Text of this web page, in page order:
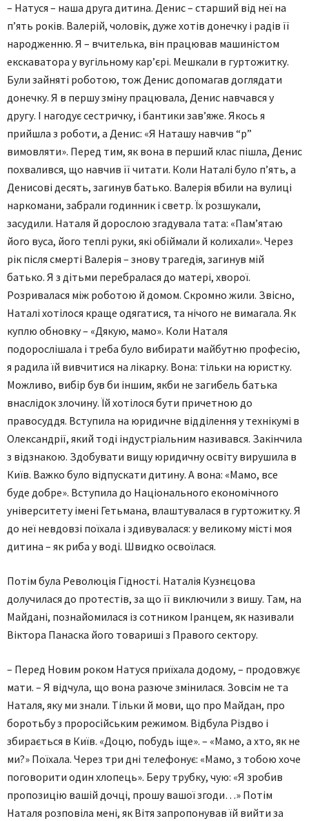
– Натуся – наша друга дитина. Денис – старший від неї на
п’ять років. Валерій, чоловік, дуже хотів донечку і радів її
народженню. Я – вчителька, він працював машиністом
екскаватора у вугільному кар’єрі. Мешкали в гуртожитку.
Були зайняті роботою, тож Денис допомагав доглядати
донечку. Я в першу зміну працювала, Денис навчався у
другу. І нагодує сестричку, і бантики зав’яже. Якось я
прийшла з роботи, а Денис: «Я Наташу навчив “р”
вимовляти». Перед тим, як вона в перший клас пішла, Денис
похвалився, що навчив її читати. Коли Наталі було п’ять, а
Денисові десять, загинув батько. Валерія вбили на вулиці
наркомани, забрали годинник і светр. Їх розшукали,
засудили. Наталя й дорослою згадувала тата: «Пам’ятаю
його вуса, його теплі руки, які обіймали й колихали». Через
рік після смерті Валерія – знову трагедія, загинув мій
батько. Я з дітьми перебралася до матері, хворої.
Розривалася між роботою й домом. Скромно жили. Звісно,
Наталі хотілося краще одягатися, та нічого не вимагала. Як
куплю обновку – «Дякую, мамо». Коли Наталя
подорослішала і треба було вибирати майбутню професію,
я радила їй вивчитися на лікарку. Вона: тільки на юристку.
Можливо, вибір був би іншим, якби не загибель батька
внаслідок злочину. Їй хотілося бути причетною до
правосуддя. Вступила на юридичне відділення у технікумі в
Олександрії, який тоді індустріальним називався. Закінчила
з відзнакою. Здобувати вищу юридичну освіту вирушила в
Київ. Важко було відпускати дитину. А вона: «Мамо, все
буде добре». Вступила до Національного економічного
університету імені Гетьмана, влаштувалася в гуртожитку. Я
до неї невдовзі поїхала і здивувалася: у великому місті моя
дитина – як риба у воді. Швидко освоїлася.
Потім була Революція Гідності. Наталія Кузнєцова
долучилася до протестів, за що її виключили з вишу. Там, на
Майдані, познайомилася із сотником Іранцем, як називали
Віктора Панаска його товариші з Правого сектору.
– Перед Новим роком Натуся приїхала додому, – продовжує
мати. – Я відчула, що вона разюче змінилася. Зовсім не та
Наталя, яку ми знали. Тільки й мови, що про Майдан, про
боротьбу з проросійським режимом. Відбула Різдво і
збирається в Київ. «Доцю, побудь іще». – «Мамо, а хто, як не
ми?» Поїхала. Через три дні телефонує: «Мамо, з тобою хоче
поговорити один хлопець». Беру трубку, чую: «Я зробив
пропозицію вашій дочці, прошу вашої згоди…» Потім
Наталя розповіла мені, як Вітя запропонував їй вийти за